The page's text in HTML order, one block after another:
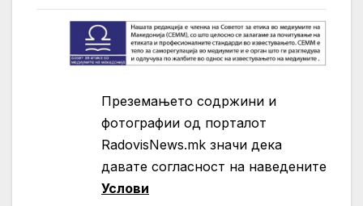
Преземањето содржини и
фотографии од порталот
RadovisNews.mk значи дека
давате согласност на нaведените
Услови